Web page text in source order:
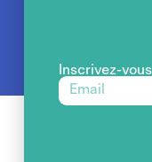
Inscrivez-
actualités et